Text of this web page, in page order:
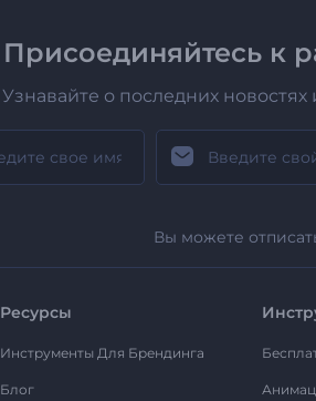
Присоединяйтесь к
Узнавайте о последних
Вы можете
Ресурсы
Инструменты Для Брендинга
Блог